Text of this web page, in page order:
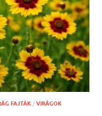
FAJTÁK / VIRÁGOK